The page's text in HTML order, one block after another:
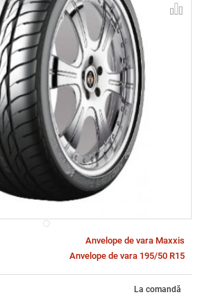
Anvelope de vara Maxxis
Anvelope de vara 195/50 R15
La comandă